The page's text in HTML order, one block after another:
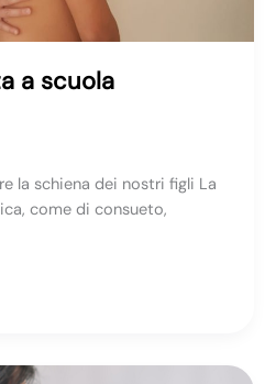
a scuola
la schiena dei nostri figli La
come di consueto,